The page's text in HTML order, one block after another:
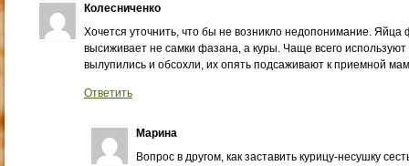
Колесниченко
Хочется уточнить, что бы не возникло недопонимание.
высиживает не самки фазана, а куры. Чаще всего используют
вылупились и обсохли, их опять подсаживают к приемной
Ответить
Марина
Вопрос в другом, как заставить курицу-несушку